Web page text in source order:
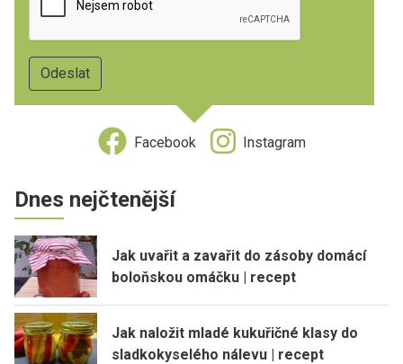
Facebook Instagram
Dnes nejčtenější
Jak uvařit a zavařit do zásoby domácí
boloňskou omáčku | recept
Jak naložit mladé kukuřičné klasy do
sladkokyselého nálevu | recept